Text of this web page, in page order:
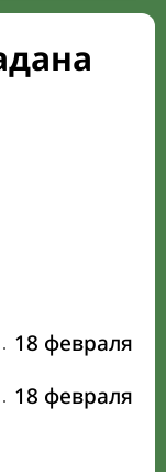
18 февраля
18 февраля